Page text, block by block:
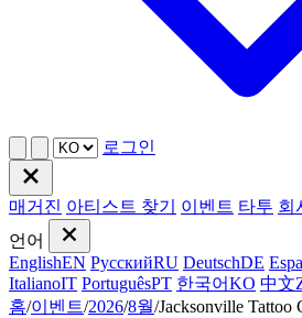
로그인
매거진 아티스트 찾기 이벤트 타투 회
언어
EnglishEN РусскийRU DeutschDE
ItalianoIT PortuguêsPT 한국어KO 中文
홈/이벤트/2026/8월/Jacksonville Tattoo